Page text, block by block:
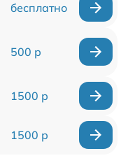
бесплатно
500 р
1500 р
1500 р